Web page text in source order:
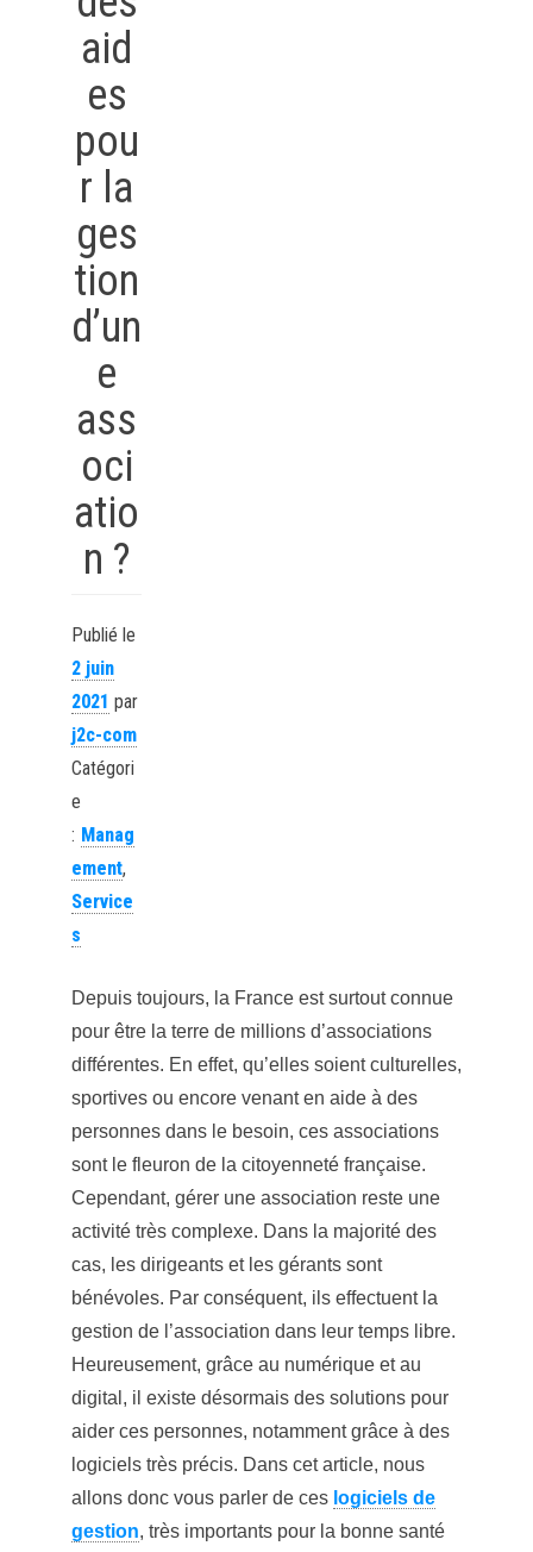
aid
es
pou
r la
ges
tion
d’un
e
ass
oci
atio
n ?
Publié le
2 juin
2021 par
j2c-com
Catégori
e
: Manag
ement,
Service
s
Depuis toujours, la France est surtout connue
pour être la terre de millions d’associations
différentes. En effet, qu’elles soient culturelles,
sportives ou encore venant en aide à des
personnes dans le besoin, ces associations
sont le fleuron de la citoyenneté française.
Cependant, gérer une association reste une
activité très complexe. Dans la majorité des
cas, les dirigeants et les gérants sont
bénévoles. Par conséquent, ils effectuent la
gestion de l’association dans leur temps libre.
Heureusement, grâce au numérique et au
digital, il existe désormais des solutions pour
aider ces personnes, notamment grâce à des
logiciels très précis. Dans cet article, nous
allons donc vous parler de ces logiciels de
gestion, très importants pour la bonne santé